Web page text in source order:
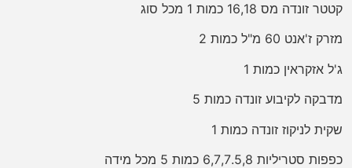
קטטר זונדה מס 16,18 כמות 1 מכל סוג
מזרק ז'אנט 60 מ"ל כמות 2
ג'ל אזקראין כמות 1
מדבקה לקיבוע זונדה כמות 5
שקית לניקוז זונדה כמות 1
כפפות סטריליות 6,7,7.5,8 כמות 5 מכל מידה